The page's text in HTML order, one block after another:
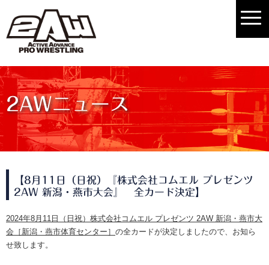
2AWニュース
【8月11日（日祝）『株式会社コムエル プレゼンツ
2AW 新潟・燕市大会』 全カード決定】
2024年8月11日（日祝）株式会社コムエル プレゼンツ 2AW 新潟・燕市大
会［新潟・燕市体育センター］ の全カードが決定しましたので、お知ら
せ致します。